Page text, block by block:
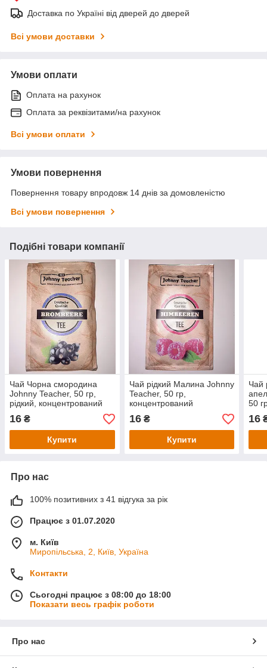
Доставка по Україні від дверей до дверей
Всі умови доставки
Умови оплати
Оплата на рахунок
Оплата за реквізитами/на рахунок
Всі умови оплати
Умови повернення
Повернення товару впродовж 14 днів за домовленістю
Всі умови повернення
Подібні товари компанії
Чай Чорна смородина
Johnny Teacher, 50 гр,
рідкий, концентрований
16 ₴
Купити
Чай рідкий Малина Johnny
Teacher, 50 гр,
концентрований
16₴
Купити
Чай
50
16
Про нас
100% позитивних з 41 відгука за рік
Працює з 01.07.2020
м. Київ
Миропільська, 2, Київ, Україна
Контакти
Сьогодні працює з 08:00 до 18:00
Показати весь графік роботи
Про нас